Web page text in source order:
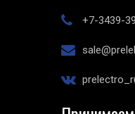
+7-3439-